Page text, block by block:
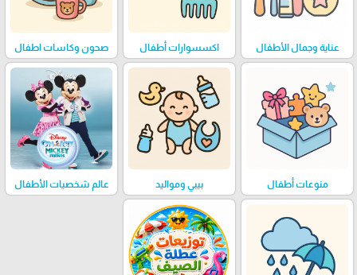
عناية وجمال الأطفال اكسسوارات أطفال صحون وكاسات اطفال
منوعات أطفال بيبي ومواليد عالم شخصيات الأطفال